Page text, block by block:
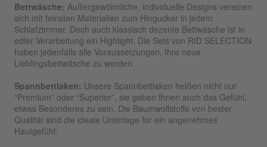
Bettwäsche: Außergewöhnliche, individuelle Designs vereinen
sich mit feinsten Materialien zum Hingucker in jedem
Schlafzimmer. Doch auch klassisch dezente Bettwäsche ist in
edler Verarbeitung ein Highlight. Die Sets von RID SELECTION
haben jedenfalls alle Voraussetzungen, Ihre neue
Lieblingsbettwäsche zu werden.
Spannbettlaken: Unsere Spannbettlaken heißen nicht nur
“Premium” oder “Superior”, sie geben Ihnen auch das Gefühl,
etwas Besonderes zu sein. Die Baumwollstoffe von bester
Qualität sind die ideale Unterlage für ein angenehmes
Hautgefühl.